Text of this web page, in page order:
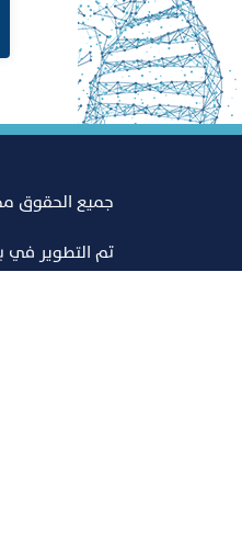
جميع الحقوق
تم التطوير في